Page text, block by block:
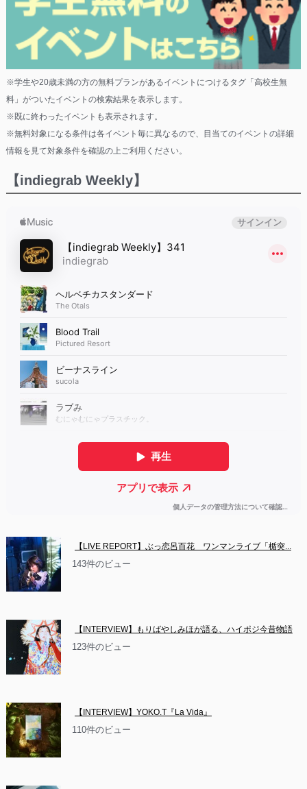
※学生や20歳未満の方の無料プランがあるイベントにつけるタグ「高校生無
料」がついたイベントの検索結果を表示します。
※既に終わったイベントも表示されます。
※無料対象になる条件は各イベント毎に異なるので、目当てのイベントの詳細
情報を見て対象条件を確認の上ご利用ください。
【indiegrab Weekly】
【LIVE REPORT】ぶっ恋呂百花　ワンマンライブ「楯突...
143件のビュー
【INTERVIEW】もりばやしみほが語る、ハイポジ今昔物語
123件のビュー
【INTERVIEW】YOKO.T『La Vida』
110件のビュー